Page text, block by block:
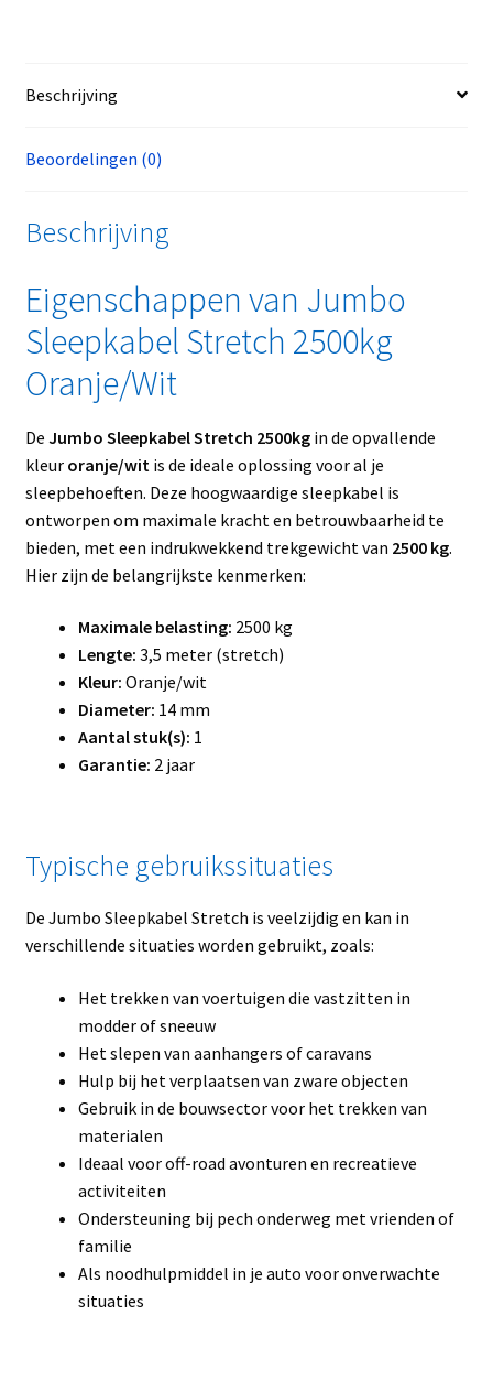
Beschrijving
Beoordelingen (0)
Beschrijving
Eigenschappen van Jumbo
Sleepkabel Stretch 2500kg
Oranje/Wit
De Jumbo Sleepkabel Stretch 2500kgin de opvallende
kleur oranje/wit is de ideale oplossing voor al je
sleepbehoeften. Deze hoogwaardige sleepkabel is
ontworpen om maximale kracht en betrouwbaarheid te
bieden, met een indrukwekkend trekgewicht van 2500 kg.
Hier zijn de belangrijkste kenmerken:
Maximale belasting: 2500 kg
Lengte: 3,5 meter (stretch)
Kleur: Oranje/wit
Diameter: 14 mm
Aantal stuk(s): 1
Garantie: 2 jaar
Typische gebruikssituaties
De Jumbo Sleepkabel Stretch is veelzijdig en kan in
verschillende situaties worden gebruikt, zoals:
Het trekken van voertuigen die vastzitten in
modder of sneeuw
Het slepen van aanhangers of caravans
Hulp bij het verplaatsen van zware objecten
Gebruik in de bouwsector voor het trekken van
materialen
Ideaal voor off-road avonturen en recreatieve
activiteiten
Ondersteuning bij pech onderweg met vrienden of
familie
Als noodhulpmiddel in je auto voor onverwachte
situaties